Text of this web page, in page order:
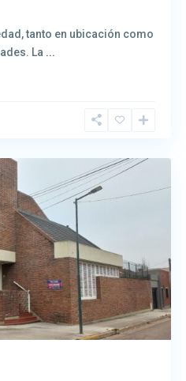
tanto en ubicación como
La ...